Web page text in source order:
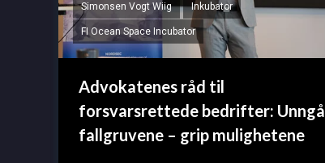
Simonsen Vogt Wiig Inkubator
FI Ocean Space Incubator
Advokatenes råd til
forsvarsrettede bedrifter: Unngå
fallgruvene – grip mulighetene